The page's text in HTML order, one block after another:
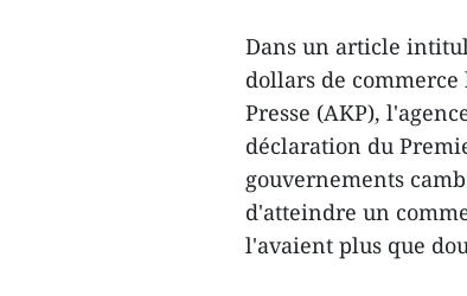
Dans un article
dollars de
Presse (AKP),
déclaration du
gouvernements
d'atteindre un
l'avaient plus que